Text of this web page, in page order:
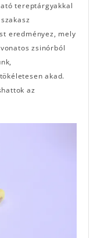
tereptárgyakkal
eredményez, mely
zsinórból
akad.
az